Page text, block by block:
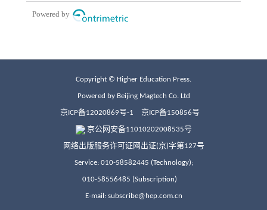
Copyright © Higher Education Press.
Powered by Beijing Magtech Co. Ltd
京ICP备12020869号-1 京ICP备150856号
京公网安备11010202008535号
网络出版服务许可证网出证(京)字第127号
Service: 010-58582445 (Technology);
010-58556485 (Subscription)
E-mail: subscribe@hep.com.cn